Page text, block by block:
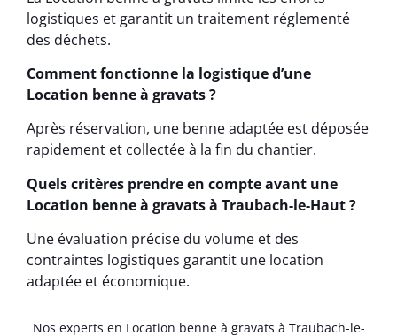
logistiques et garantit un traitement réglementé
des déchets.
Comment fonctionne la logistique d’une
Location benne à gravats ?
Après réservation, une benne adaptée est déposée
rapidement et collectée à la fin du chantier.
Quels critères prendre en compte avant une
Location benne à gravats à Traubach-le-Haut ?
Une évaluation précise du volume et des
contraintes logistiques garantit une location
adaptée et économique.
Nos experts en Location benne à gravats à Traubach-le-